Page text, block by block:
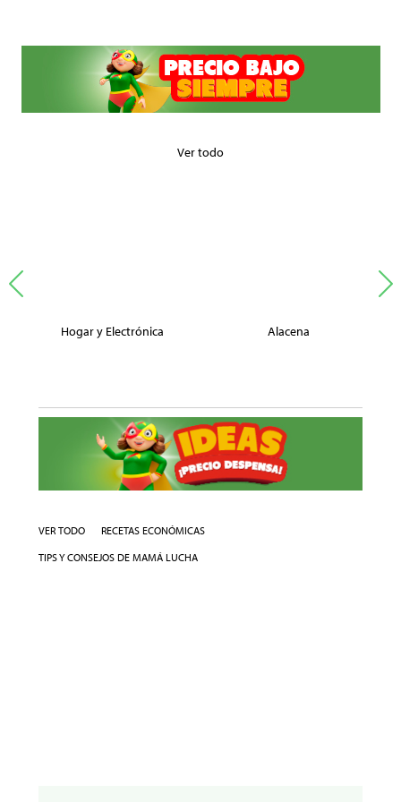
Ver todo
Hogar y Electrónica Alacena
VER TODO
RECETAS ECONÓMICAS
TIPS Y CONSEJOS DE MAMÁ LUCHA